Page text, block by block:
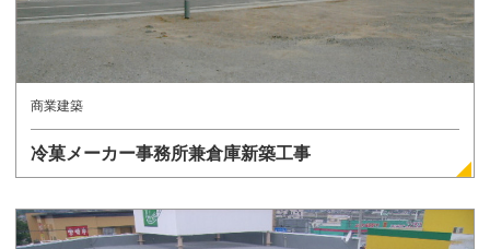
商業建築
冷菓メーカー事務所兼倉庫新築工事